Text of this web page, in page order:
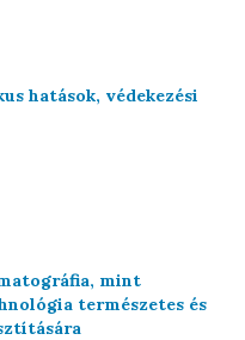
hatások, védekezési
mint
természetes és